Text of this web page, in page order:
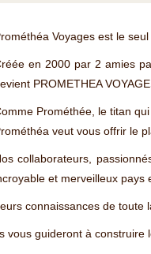
Voyages est le
en 2000 par 2 amies
PROMETHEA
Prométhée, le titan
veut vous offrir le
collaborateurs,
et merveilleux pays
connaissances de toute
Ils vous guideront à